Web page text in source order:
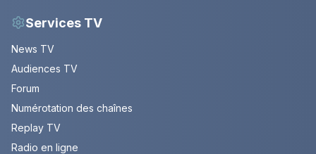
Services TV
News TV
Audiences TV
Forum
Numérotation des chaînes
Replay TV
Radio en ligne